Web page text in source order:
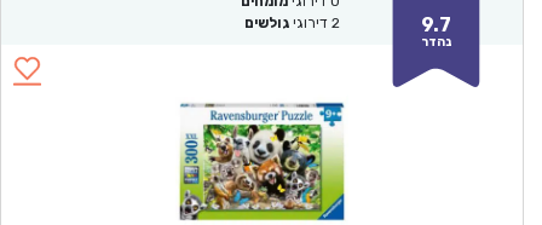
9.7
נהדר
2 דירוגי גולשים